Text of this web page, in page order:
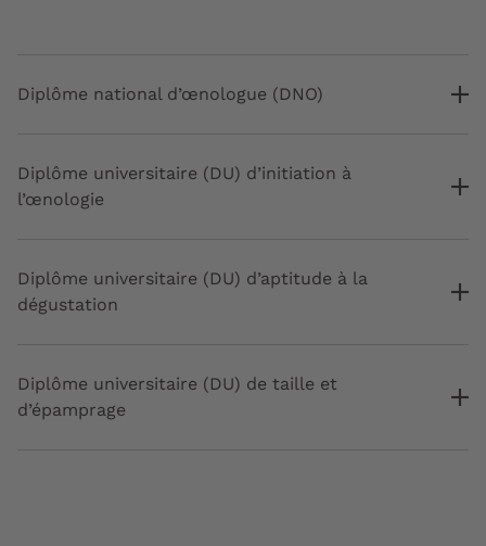
Diplôme national d’œnologue (DNO)
Diplôme universitaire (DU) d’initiation à
l’œnologie
Diplôme universitaire (DU) d’aptitude à la
dégustation
Diplôme universitaire (DU) de taille et
d’épamprage